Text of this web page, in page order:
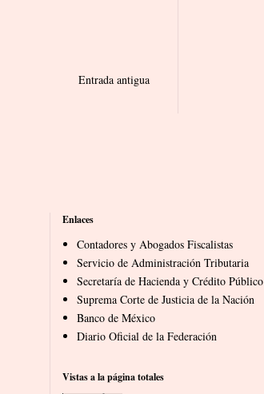
Entrada antigua
Enlaces
Contadores y Abogados Fiscalistas
Servicio de Administración Tributaria
Secretaría de Hacienda y Crédito Público
Suprema Corte de Justicia de la Nación
Banco de México
Diario Oficial de la Federación
Vistas a la página totales